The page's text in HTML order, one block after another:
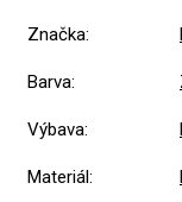
Značka:
Barva:
Výbava:
Materiál: